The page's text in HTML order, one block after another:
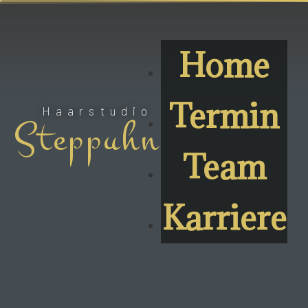
Haarstudio
Steppuhn
Home
Termin
Team
Karriere